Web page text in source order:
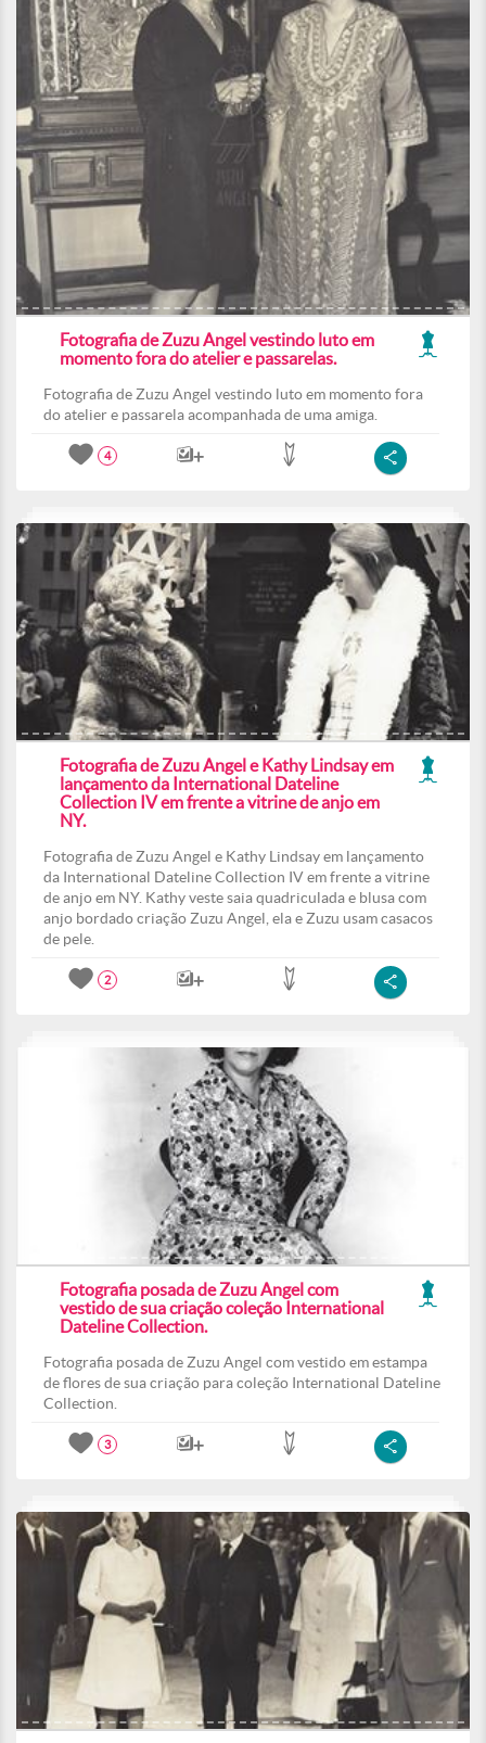
Fotografia de Zuzu Angel vestindo luto em
momento fora do atelier e passarelas.
Fotografia de Zuzu Angel vestindo luto em momento fora
do atelier e passarela acompanhada de uma amiga.
4
Fotografia de Zuzu Angel e Kathy Lindsay em
lançamento da International Dateline
Collection IV em frente a vitrine de anjo em
NY.
Fotografia de Zuzu Angel e Kathy Lindsay em lançamento
da International Dateline Collection IV em frente a vitrine
de anjo em NY. Kathy veste saia quadriculada e blusa com
anjo bordado criação Zuzu Angel, ela e Zuzu usam casacos
de pele.
2
Fotografia posada de Zuzu Angel com
vestido de sua criação coleção International
Dateline Collection.
Fotografia posada de Zuzu Angel com vestido em estampa
de flores de sua criação para coleção International Dateline
Collection.
3